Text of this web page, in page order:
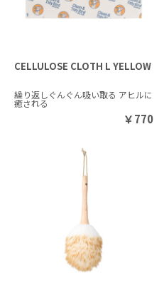
CELLULOSE CLOTH L YELLOW
繰り返しぐんぐん吸い取る アヒルに
癒される
￥770